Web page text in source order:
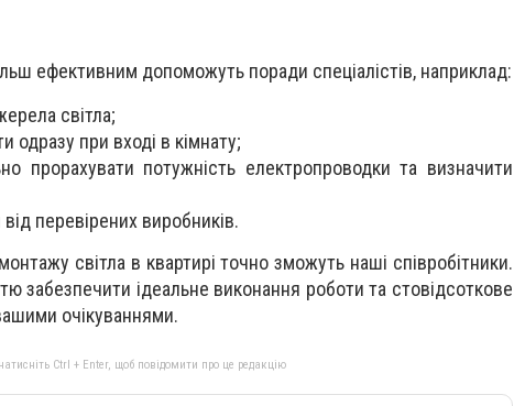
ефективним допоможуть поради спеціалістів, наприклад:
світла;
одразу при вході в кімнату;
прорахувати потужність електропроводки та визначити
перевірених виробників.
світла в квартирі точно зможуть наші співробітники.
забезпечити ідеальне виконання роботи та стовідсоткове
очікуваннями.
Ctrl + Enter, щоб повідомити про це редакцію